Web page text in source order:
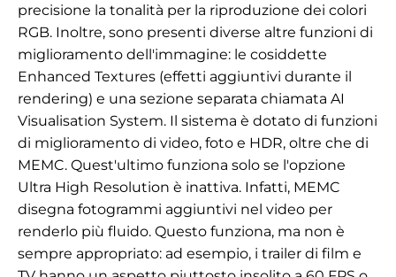
precisione la tonalità per la riproduzione dei colori
RGB. Inoltre, sono presenti diverse altre funzioni di
miglioramento dell'immagine: le cosiddette
Enhanced Textures (effetti aggiuntivi durante il
rendering) e una sezione separata chiamata AI
Visualisation System. Il sistema è dotato di funzioni
di miglioramento di video, foto e HDR, oltre che di
MEMC. Quest'ultimo funziona solo se l'opzione
Ultra High Resolution è inattiva. Infatti, MEMC
disegna fotogrammi aggiuntivi nel video per
renderlo più fluido. Questo funziona, ma non è
sempre appropriato: ad esempio, i trailer di film e